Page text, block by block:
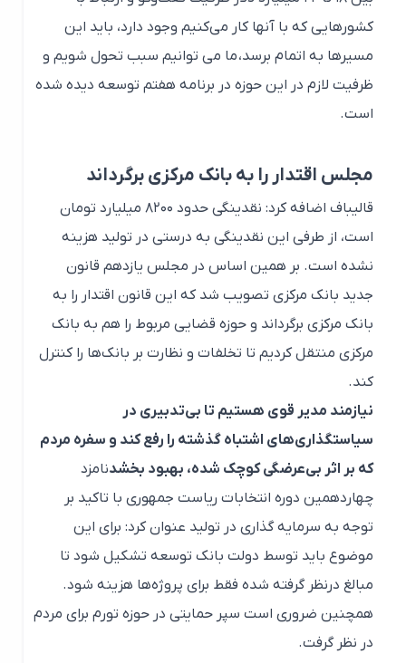
کشورهایی که با آنها کار می‌کنیم وجود دارد، باید این
مسیرها به اتمام برسد، ما می توانیم سبب تحول شویم و
ظرفیت لازم در این حوزه در برنامه هفتم توسعه دیده شده
است.
مجلس اقتدار را به بانک مرکزی برگرداند
قالیباف اضافه کرد: نقدینگی حدود ۸۲۰۰ میلیارد تومان
است، از طرفی این نقدینگی به درستی در تولید هزینه
نشده است. بر همین اساس در مجلس یازدهم قانون
جدید بانک مرکزی تصویب شد که این قانون اقتدار را به
بانک مرکزی برگرداند و حوزه قضایی مربوط را هم به بانک
مرکزی منتقل کردیم تا تخلفات و نظارت بر بانک‌ها را کنترل
نیازمند مدیر قوی هستیم تا بی‌تدبیری در
سیاستگذاری‌های اشتباه گذشته را رفع کند و سفره مردم
که بر اثر بی‌عرضگی کوچک شده، بهبود بخشدنامزد
چهاردهمین دوره انتخابات ریاست جمهوری با تاکید بر
توجه به سرمایه گذاری در تولید عنوان کرد: برای این
موضوع باید توسط دولت بانک توسعه تشکیل شود تا
مبالغ درنظر گرفته شده فقط برای پروژه‌ها هزینه شود.
همچنین ضروری است سپر حمایتی در حوزه تورم برای مردم
در نظر گرفت.